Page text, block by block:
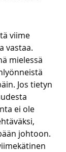
viime
vastaa.
mielessä
Jos tietyn
ei ole
johtoon.